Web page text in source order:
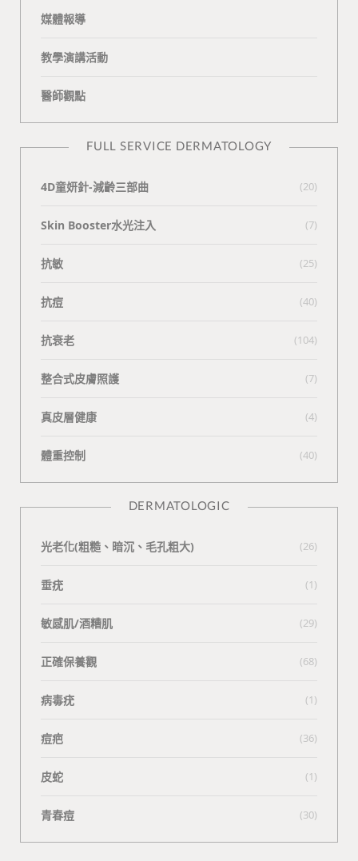
媒體報導
教學演講活動
醫師觀點
FULL SERVICE DERMATOLOGY
4D童妍針-減齡三部曲 (20)
Skin Booster水光注入 (7)
抗敏 (25)
抗痘 (40)
抗衰老 (104)
整合式皮膚照護 (7)
真皮層健康 (4)
體重控制 (40)
DERMATOLOGIC
光老化(粗糙、暗沉、毛孔粗大) (26)
垂疣 (1)
敏感肌/酒糟肌 (29)
正確保養觀 (68)
病毒疣 (1)
痘疤 (36)
皮蛇 (1)
青春痘 (30)